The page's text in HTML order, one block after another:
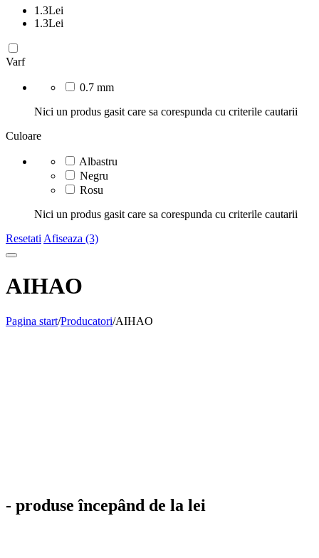
1.3Lei
1.3Lei
Varf
0.7 mm
Nici un produs gasit care sa corespunda cu criterile cautarii
Culoare
Albastru
Negru
Rosu
Nici un produs gasit care sa corespunda cu criterile cautarii
Resetati Afiseaza (3)
AIHAO
Pagina start/Producatori/AIHAO
- produse începând de la lei